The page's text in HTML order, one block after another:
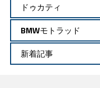
ドゥカティ
BMWモトラッド
新着記事